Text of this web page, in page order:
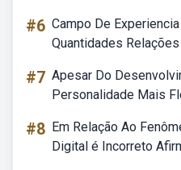
#6 Campo De
Quantidades
#7 Apesar Do
Personalidade Mais
#8 Em Relação Ao
Digital é Incorreto